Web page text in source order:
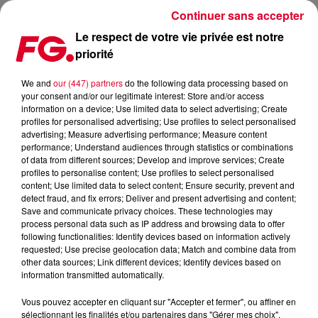
MADEON, UN ALBUM POUR 2018
Publié : 14 novembre 2017 à 11h26 par La rédaction
Le respect de votre vie privée est notre
priorité
We and our (447) partnersdo the following data processing based on
your consent and/or our legitimate interest: Store and/or access
information on a device; Use limited data to select advertising; Create
profiles for personalised advertising; Use profiles to select personalised
advertising; Measure advertising performance; Measure content
performance; Understand audiences through statistics or combinations
of data from different sources; Develop and improve services; Create
profiles to personalise content; Use profiles to select personalised
content; Use limited data to select content; Ensure security, prevent and
detect fraud, and fix errors; Deliver and present advertising and content;
Save and communicate privacy choices. These technologies may
process personal data such as IP address and browsing data to offer
following functionalities: Identify devices based on information actively
requested; Use precise geolocation data; Match and combine data from
other data sources; Link different devices; Identify devices based on
information transmitted automatically.
Vous pouvez accepter en cliquant sur "Accepter et fermer", ou affiner en
sélectionnant les finalités et/ou partenaires dans "Gérer mes choix".
Continuer sans accepter